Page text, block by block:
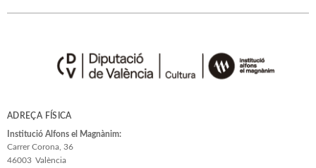
Estudis Literaris
Filologia
Filosofia
Flora i Fauna
ADREÇA FÍSICA
Institució Alfons el Magnànim:
Carrer Corona, 36
46003 València